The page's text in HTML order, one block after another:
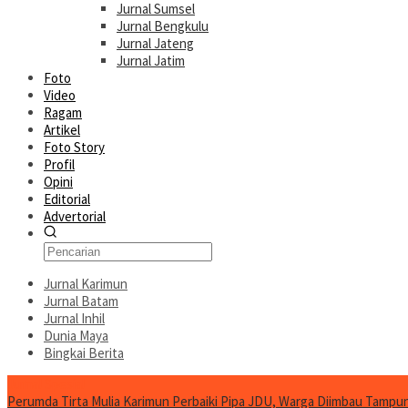
Jurnal Sumsel
Jurnal Bengkulu
Jurnal Jateng
Jurnal Jatim
Foto
Video
Ragam
Artikel
Foto Story
Profil
Opini
Editorial
Advertorial
Jurnal Karimun
Jurnal Batam
Jurnal Inhil
Dunia Maya
Bingkai Berita
Perumda Tirta Mulia Karimun Perbaiki Pipa JDU, Warga Diimbau